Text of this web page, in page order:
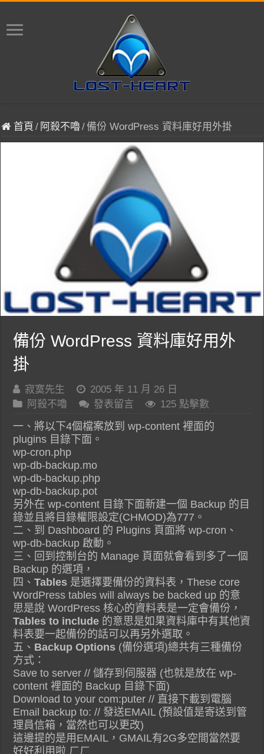
首頁 / 阿殺不嚕/備份 WordPress 資料庫好用外掛
備份 WordPress 資料庫好用外
掛
寂寞先生
2005 年 11 月 26 日
阿殺不嚕
發表留言 125 點擊數
一、將以下4個檔案放到 wp-content 裡面的
plugins 目錄下面。
wp-cron.php
wp-db-backup.mo
wp-db-backup.php
wp-db-backup.pot
另外在 wp-content 目錄下面新建一個 Backup 的目
錄並且將目錄權限設定(CHMOD)為777。
二、到 Dashboard 的 Plugins 頁面將 wp-cron、
wp-db-backup 啟動。
三、回到控制台的 Manage 頁面就會看到多了一個
Backup 的選項，
四、Tables 是選擇要備份的資料表，These core
WordPress tables will always be backed up 的意
思是說 WordPress 核心的資料表是一定會備份，
Tables to include 的意思是如果資料庫中有其他資
料表要一起備份的話可以再另外選取。
五、 Backup Options (備份選項)總共有三種備份
方式：
Save to server // 儲存到伺服器 (也就是放在 wp-
content 裡面的 Backup 目錄下面)
Download to your com:puter // 直接下載到電腦
Email backup to: // 發送EMAIL (預設值是寄送到管
理員信箱，當然也可以更改)
這邊提的是用EMAIL，GMAIL有2G多空間當然要
好好利用啦 ㄏㄏ